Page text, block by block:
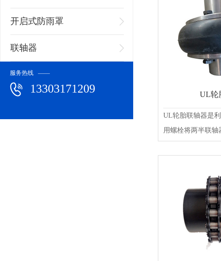
开启式防雨罩
联轴器
服务热线 ——
13303171209 UL轮
UL轮胎联轴器是
用螺栓将两半联